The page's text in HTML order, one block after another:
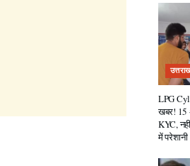
LPG
खबर! 15
KYC,
में परेशानी